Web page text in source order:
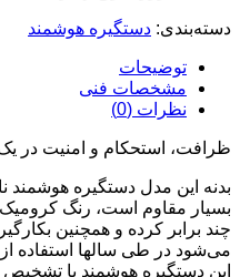
دسته‌بندی: دستگیره هوشمند
توضیحات
مشخصات فنی
نظرات (0)
ظرافت، استحکام و امنیت در
بدنه این مدل دستگیره هوشمند
بسیار مقاوم است، رنگ کرومیک
چند برابر کرده و همچنين
می‌شود در طی سالها استفاده
این دستگیره هوشمند با تشخیص